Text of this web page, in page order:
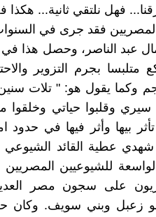
فهل نلتقي ثانية... هكذا
المصريين فقد جرى في
جمال عبد الناصر، وحصل هذا
بجرم التزوير
وكما يقول هو: " تلات
وقلبوا حياتي وخلقوا
بيها وأثر فيها في حدود
شهدي عطية القائد
للشيوعيين
على سجون مصر
زعبل وبني سويف. وكان